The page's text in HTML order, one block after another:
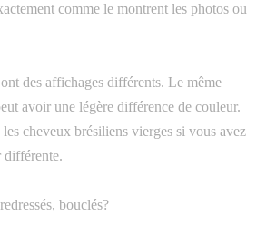
comme le montrent les photos ou
des affichages différents. Le même
avoir une légère différence de couleur.
cheveux brésiliens vierges si vous avez
différente.
bouclés?